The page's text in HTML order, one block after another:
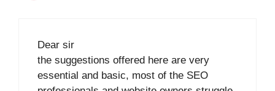
Dear sir
the suggestions offered here are very
essential and basic, most of the SEO